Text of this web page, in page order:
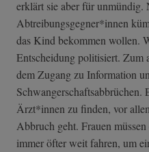
erklärt sie aber für unmündig.
Abtreibungsgegner*innen
das Kind bekommen wollen.
Entscheidung politisiert. Zum
dem Zugang zu Information
Schwangerschaftsabbrüchen.
Ärzt*innen zu finden, vor
Abbruch geht. Frauen
immer öfter weit fahren, um